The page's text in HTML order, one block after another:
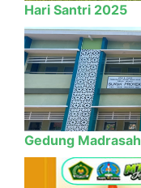
Hari Santri 2025
Gedung Madrasah